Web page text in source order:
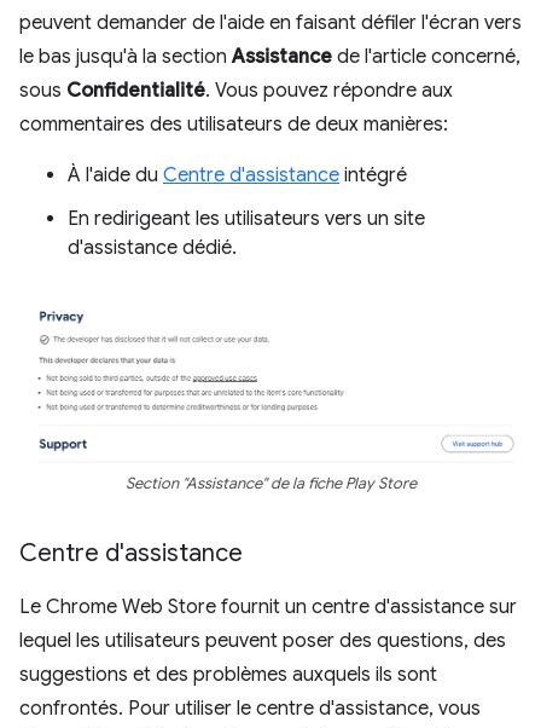
peuvent demander de l'aide en faisant défiler l'écran vers
le bas jusqu'à la sectionAssistance de l'article concerné,
sous Confidentialité. Vous pouvez répondre aux
commentaires des utilisateurs de deux manières:
À l'aide du Centre d'assistance intégré
En redirigeant les utilisateurs vers un site
d'assistance dédié.
Section "Assistance" de la fiche Play Store
Centre d'assistance
Le Chrome Web Store fournit un centre d'assistance sur
lequel les utilisateurs peuvent poser des questions, des
suggestions et des problèmes auxquels ils sont
confrontés. Pour utiliser le centre d'assistance, vous